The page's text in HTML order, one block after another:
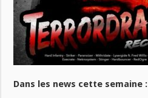
Dans les news cette semaine :